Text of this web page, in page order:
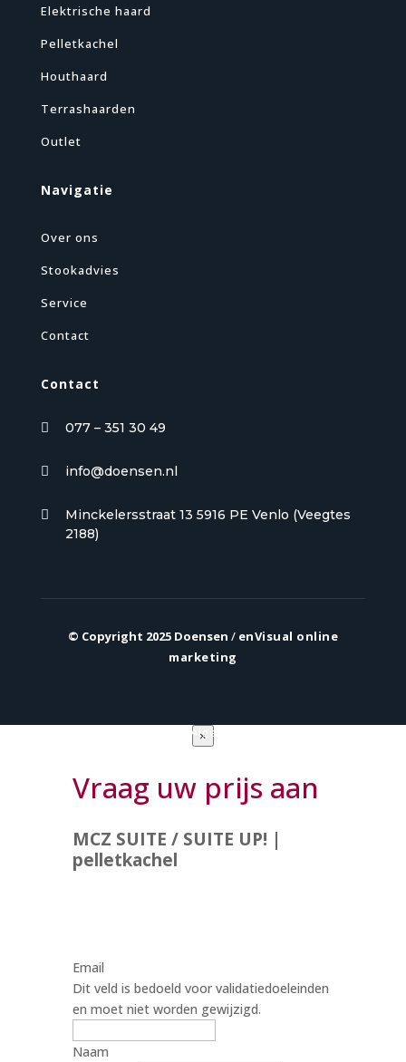
Elektrische haard
Pelletkachel
Houthaard
Terrashaarden
Outlet
Navigatie
Over ons
Stookadvies
Service
Contact
Contact
 077 – 351 30 49
 info@doensen.nl

Minckelersstraat 13 5916 PE Venlo (Veegtes
2188)
© Copyright 2025 Doensen / enVisual online
marketing
Algemene voorwaarden
×
Vraag uw prijs aan
MCZ SUITE / SUITE UP! |
pelletkachel
Email
Dit veld is bedoeld voor validatiedoeleinden
en moet niet worden gewijzigd.
Naam